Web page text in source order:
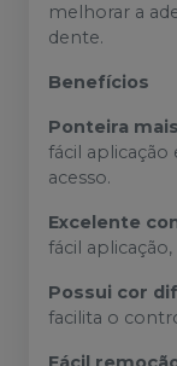
melhorar a
dente.
Benefícios
Ponteira
fácil aplicação
acesso.
Excelente
fácil
Possui cor
facilita o